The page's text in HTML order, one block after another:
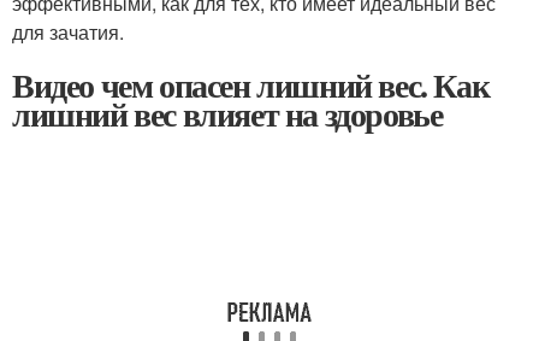
для зачатия.
Видео чем опасен лишний вес. Как
лишний вес влияет на здоровье